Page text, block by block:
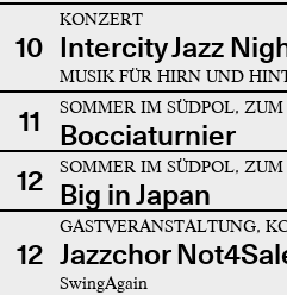
10
KONZERT
Intercity Jazz
MUSIK FÜR HIRN UND
11 SOMMER IM SÜDPOL,
Bocciaturnier
12
SOMMER IM SÜDPOL,
Big in Japan
12
GASTVERANSTALTUNG,
Jazzchor
SwingAgain